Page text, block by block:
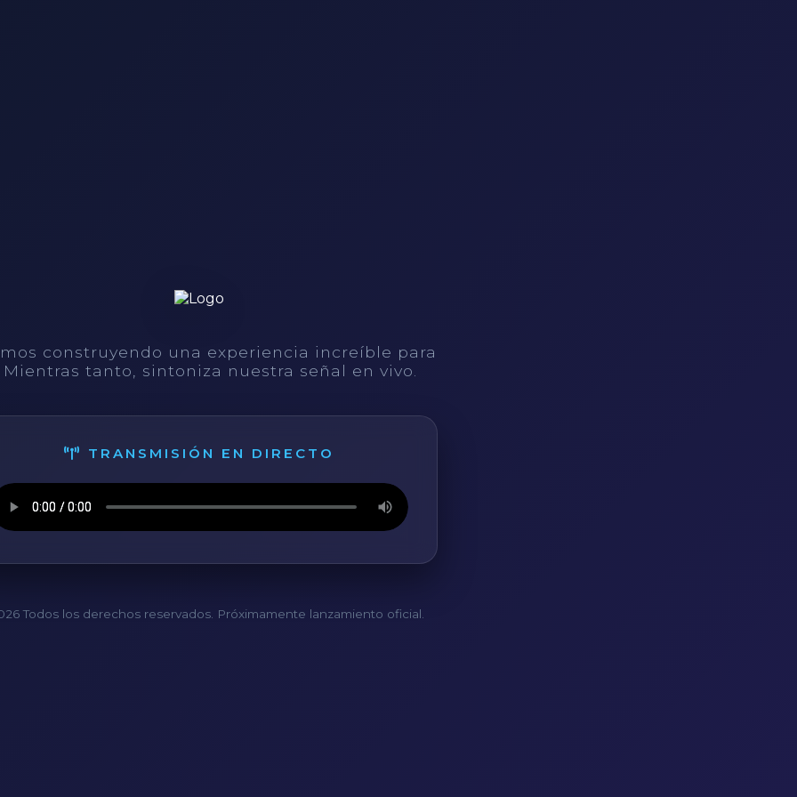
construyendo una experiencia increíble para
tanto, sintoniza nuestra señal en vivo.
TRANSMISIÓN EN DIRECTO
Todos los derechos reservados. Próximamente lanzamiento oficial.